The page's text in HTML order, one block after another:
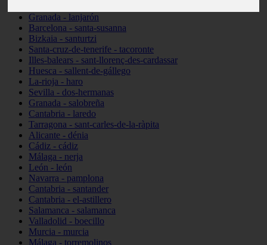
Granada - lanjarón
Barcelona - santa-susanna
Bizkaia - santurtzi
Santa-cruz-de-tenerife - tacoronte
Illes-balears - sant-llorenç-des-cardassar
Huesca - sallent-de-gállego
La-rioja - haro
Sevilla - dos-hermanas
Granada - salobreña
Cantabria - laredo
Tarragona - sant-carles-de-la-ràpita
Alicante - dénia
Cádiz - cádiz
Málaga - nerja
León - león
Navarra - pamplona
Cantabria - santander
Cantabria - el-astillero
Salamanca - salamanca
Valladolid - boecillo
Murcia - murcia
Málaga - torremolinos